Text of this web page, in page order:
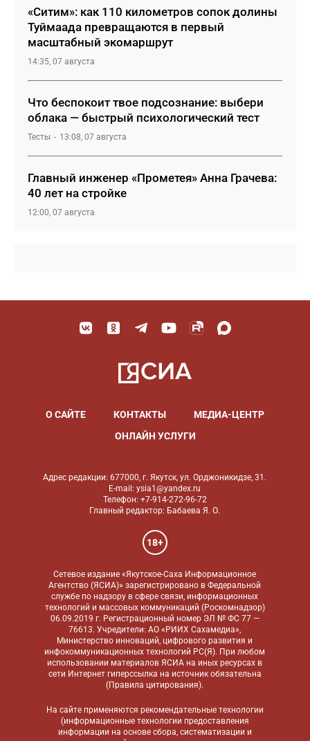
«Ситим»: как 110 километров сопок долины
Туймаада превращаются в первый
масштабный экомаршрут
14:35, 07 августа
Что беспокоит твое подсознание: выбери
облака — быстрый психологический тест
Тесты 13:08, 07 августа
Главный инженер «Прометея» Анна Грачева:
40 лет на стройке
12:00, 07 августа
О САЙТЕ КОНТАКТЫ
МЕДИА-ЦЕНТР
ОНЛАЙН УСЛУГИ
Адрес редакции: 677000, г. Якутск, ул. Орджоникидзе, 31.
E-mail: ysia1@yandex.ru
Телефон: +7-914-272-96-72
Главный редактор: Бабаева Я. О.
18+
Сетевое издание «Якутское-Саха Информационное
Агентство (ЯСИА)» зарегистрировано в Федеральной
службе по надзору в сфере связи, информационных
технологий и массовых коммуникаций (Роскомнадзор)
06.09.2019 г. Регистрационный номер ЭЛ № ФС 77 —
76613. Учредители: АО «РИИХ Сахамедиа»,
Министерство инноваций, цифрового развития и
инфокоммуникационных технологий РС(Я). При любом
использовании материалов ЯСИА на иных ресурсах в
сети Интернет гиперссылка на источник обязательна
(Правила цитирования).
На сайте применяются рекомендательные технологии
(информационные технологии предоставления
информации на основе сбора, систематизации и